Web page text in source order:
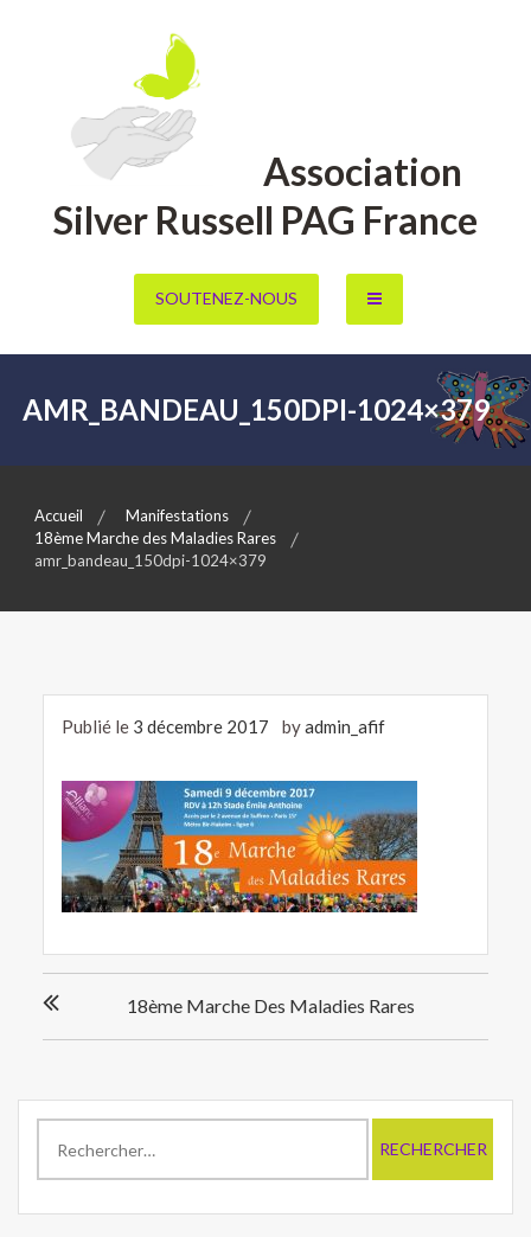
Association
Silver Russell PAG France
SOUTENEZ-NOUS
AMR_BANDEAU_150DPI-1024×379
Accueil
Manifestations
18ème Marche des Maladies Rares
amr_bandeau_150dpi-1024×379
Publié le 3 décembre 2017 byadmin_afif
de
l’article
18ème Marche Des Maladies Rares